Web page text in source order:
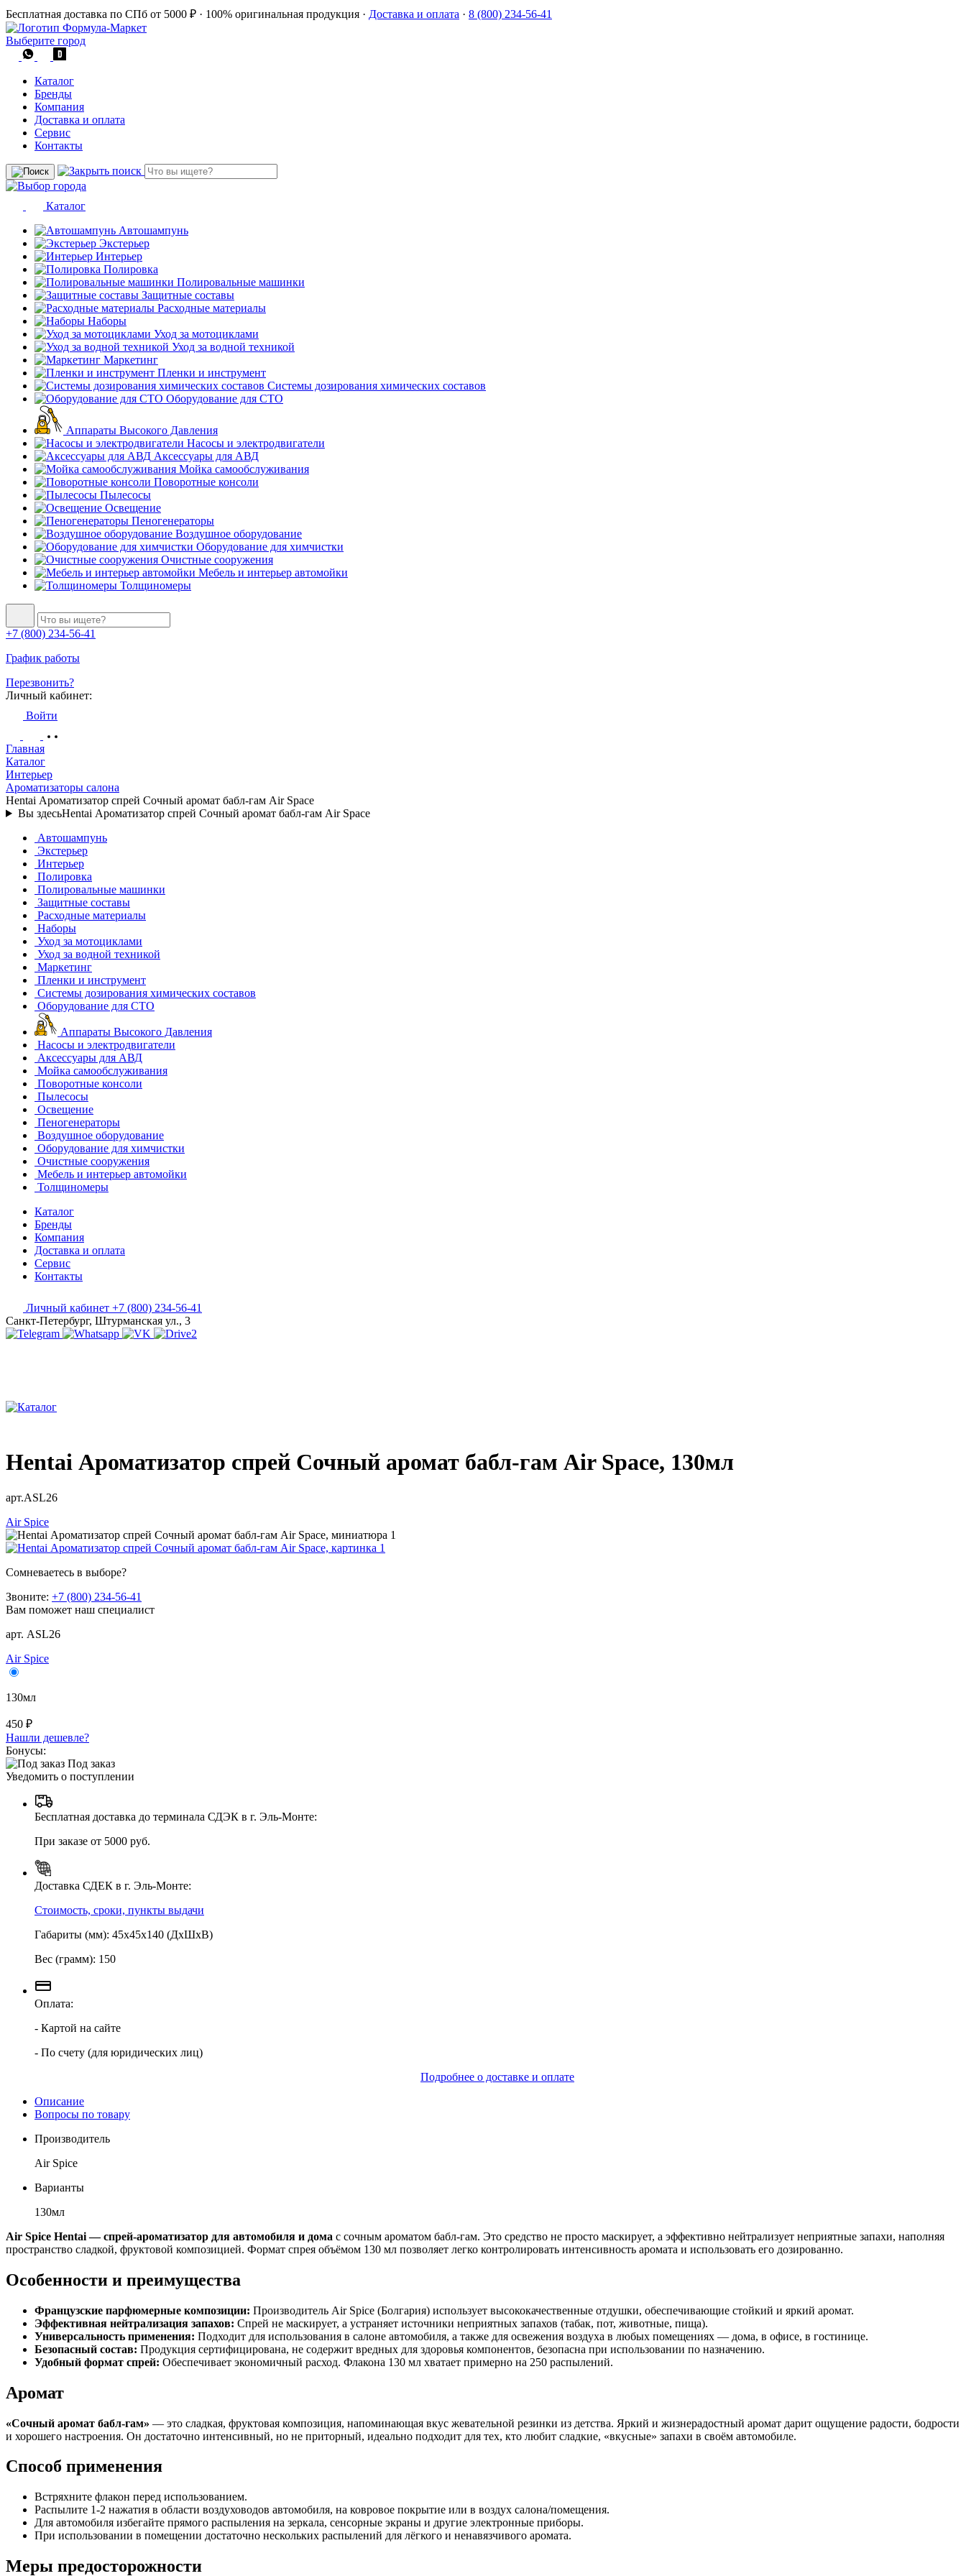
Бесплатная доставка по СПб от 5000 ₽ · 100% оригинальная продукция · Доставка и оплата · 8 (800) 234-56-41
Выберите город
Каталог
Бренды
Компания
Доставка и оплата
Сервис
Контакты
Каталог
Автошампунь
Экстерьер
Интерьер
Полировка
Полировальные машинки
Защитные составы
Расходные материалы
Наборы
Уход за мотоциклами
Уход за водной техникой
Маркетинг
Пленки и инструмент
Системы дозирования химических составов
Оборудование для СТО
Аппараты Высокого Давления
Насосы и электродвигатели
Аксессуары для АВД
Мойка самообслуживания
Поворотные консоли
Пылесосы
Освещение
Пеногенераторы
Воздушное оборудование
Оборудование для химчистки
Очистные сооружения
Мебель и интерьер автомойки
Толщиномеры
+7 (800) 234-56-41
График работы
Перезвонить?
Личный кабинет:
Войти
Главная
Каталог
Интерьер
Ароматизаторы салона
Hentai Ароматизатор спрей Сочный аромат бабл-гам Air Space
Вы здесьHentai Ароматизатор спрей Сочный аромат бабл-гам Air Space
Автошампунь
Экстерьер
Интерьер
Полировка
Полировальные машинки
Защитные составы
Расходные материалы
Наборы
Уход за мотоциклами
Уход за водной техникой
Маркетинг
Пленки и инструмент
Системы дозирования химических составов
Оборудование для СТО
Аппараты Высокого Давления
Насосы и электродвигатели
Аксессуары для АВД
Мойка самообслуживания
Поворотные консоли
Пылесосы
Освещение
Пеногенераторы
Воздушное оборудование
Оборудование для химчистки
Очистные сооружения
Мебель и интерьер автомойки
Толщиномеры
Каталог
Бренды
Компания
Доставка и оплата
Сервис
Контакты
Личный кабинет +7 (800) 234-56-41
Санкт-Петербург, Штурманская ул., 3
Hentai Ароматизатор спрей Сочный аромат бабл-гам Air Space, 130мл
арт.ASL26
Air Spice
Сомневаетесь в выборе?
Звоните: +7 (800) 234-56-41
Вам поможет наш специалист
арт. ASL26
Air Spice
130мл
450 ₽
Нашли дешевле?
Бонусы:
Под заказ
Уведомить о поступлении
Бесплатная доставка до терминала СДЭК в г. Эль-Монте:
При заказе от 5000 руб.
Доставка СДЕК в г. Эль-Монте:
Стоимость, сроки, пункты выдачи
Габариты (мм): 45х45х140 (ДхШхВ)
Вес (грамм): 150
Оплата:
- Картой на сайте
- По счету (для юридических лиц)
Подробнее о доставке и оплате
Описание
Вопросы по товару
Производитель
Air Spice
Варианты
130мл
Air Spice Hentai — спрей-ароматизатор для автомобиля и дома с сочным ароматом бабл-гам. Это средство не просто маскирует, а эффективно нейтрализует неприятные запахи, наполняя
пространство сладкой, фруктовой композицией. Формат спрея объёмом 130 мл позволяет легко контролировать интенсивность аромата и использовать его дозированно.
Особенности и преимущества
Французские парфюмерные композиции: Производитель Air Spice (Болгария) использует высококачественные отдушки, обеспечивающие стойкий и яркий аромат.
Эффективная нейтрализация запахов: Спрей не маскирует, а устраняет источники неприятных запахов (табак, пот, животные, пища).
Универсальность применения: Подходит для использования в салоне автомобиля, а также для освежения воздуха в любых помещениях — дома, в офисе, в гостинице.
Безопасный состав: Продукция сертифицирована, не содержит вредных для здоровья компонентов, безопасна при использовании по назначению.
Удобный формат спрей: Обеспечивает экономичный расход. Флакона 130 мл хватает примерно на 250 распылений.
Аромат
«Сочный аромат бабл-гам» — это сладкая, фруктовая композиция, напоминающая вкус жевательной резинки из детства. Яркий и жизнерадостный аромат дарит ощущение радости, бодрости
и хорошего настроения. Он достаточно интенсивный, но не приторный, идеально подходит для тех, кто любит сладкие, «вкусные» запахи в своём автомобиле.
Способ применения
Встряхните флакон перед использованием.
Распылите 1-2 нажатия в области воздуховодов автомобиля, на ковровое покрытие или в воздух салона/помещения.
Для автомобиля избегайте прямого распыления на зеркала, сенсорные экраны и другие электронные приборы.
При использовании в помещении достаточно нескольких распылений для лёгкого и ненавязчивого аромата.
Меры предосторожности